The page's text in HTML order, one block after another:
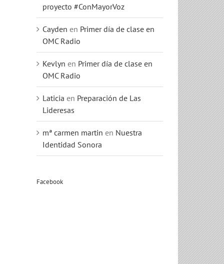
proyecto #ConMayorVoz
Cayden en Primer día de clase en
OMC Radio
Kevlyn en Primer día de clase en
OMC Radio
Laticia en Preparación de Las
Lideresas
mª carmen martin en Nuestra
Identidad Sonora
Facebook